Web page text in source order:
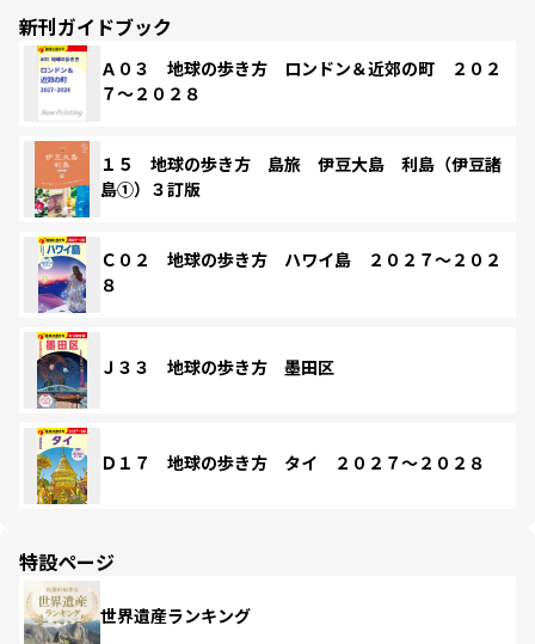
新刊ガイドブック
Ａ０３ 地球の歩き方 ロンドン＆近郊の町 ２０２
７～２０２８
１５ 地球の歩き方 島旅 伊豆大島 利島（伊豆諸
島①）３訂版
Ｃ０２ 地球の歩き方 ハワイ島 ２０２７～２０２
８
Ｊ３３ 地球の歩き方 墨田区
Ｄ１７ 地球の歩き方 タイ ２０２７～２０２８
特設ページ
世界遺産ランキング